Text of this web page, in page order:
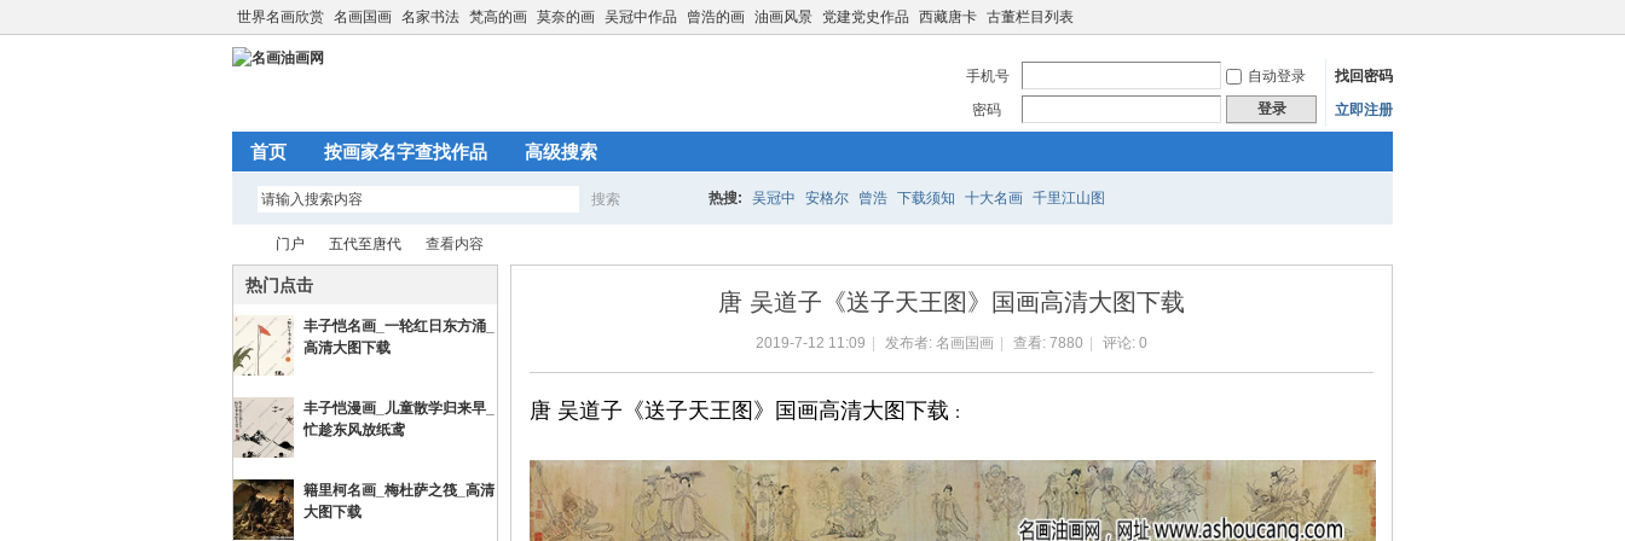
世界名画欣赏 名画国画 名家书法 梵高的画 莫奈的画 吴冠中作品 曾浩的画 油画风景 党建党史作品 西藏唐卡 古董栏目列表
手机号 自动登录
找回密码
密码
登录 立即注册
首页 按画家名字查找作品 高级搜索
搜索 热搜: 吴冠中 安格尔 曾浩 下载须知 十大名画 千里江山图
名 ›
门户
›
五代至唐代 查看内容
唐 吴道子《送子天王图》国画高清大图下载
2019-7-12 11:09 发布者: 名画国画 查看: 7880 评论: 0
唐 吴道子《送子天王图》国画高清大图下载 ：
热门点击
丰子恺名画_一轮红日东方涌_
高清大图下载
丰子恺漫画_儿童散学归来早_
忙趁东风放纸鸢
籍里柯名画_梅杜萨之筏_高清
大图下载